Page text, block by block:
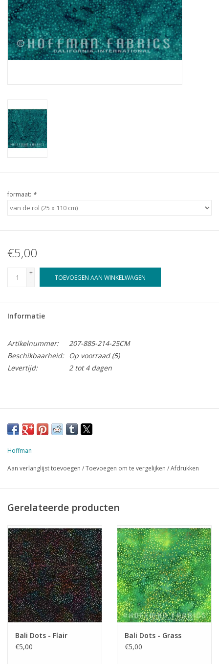
Beloningen
formaat: *
€5,00
+
-
TOEVOEGEN AAN WINKELWAGEN
Informatie
Artikelnummer:
207-885-214-25CM
Beschikbaarheid:
Op voorraad(5)
Levertijd:
2 tot 4 dagen
Hoffman
Aan verlanglijst toevoegen /Toevoegen om te vergelijken /Afdrukken
Gerelateerde producten
Bali Dots - Flair
€5,00
Bali Dots - Grass
€5,00